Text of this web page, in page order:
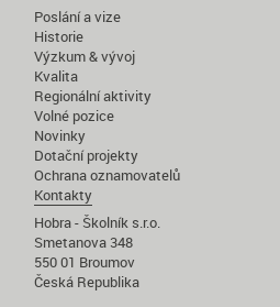
Poslání a vize
Historie
Výzkum & vývoj
Kvalita
Regionální aktivity
Volné pozice
Novinky
Dotační projekty
Ochrana oznamovatelů
Kontakty
Hobra - Školník s.r.o.
Smetanova 348
550 01 Broumov
Česká Republika